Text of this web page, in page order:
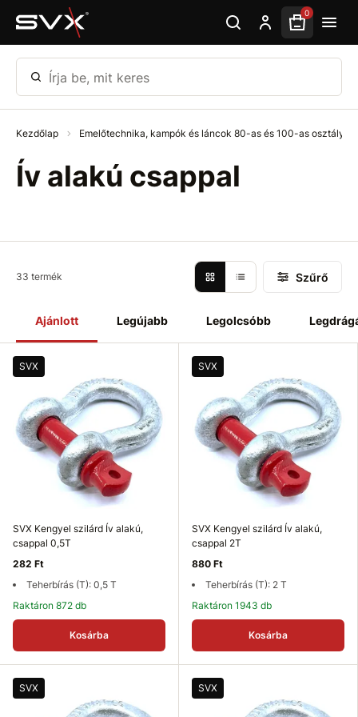
Ugrás az oldal fő részéhez 0
Írja be, mit keres
Kezdőlap Emelőtechnika, kampók és láncok 80-as és 100-as osztály
Ív alakú csappal
Ajánlott Legújabb Legolcsóbb
33 termék Szűrő
SVX
SVX Kengyel szilárd Ív alakú,
csappal 0,5T
282 Ft
Teherbírás (T): 0,5 T
Raktáron 872 db
Kosárba
SVX
SVX Kengyel szilárd Ív alakú,
csappal 2T
880 Ft
Teherbírás (T): 2 T
Raktáron 1943 db
Kosárba
SVX SVX